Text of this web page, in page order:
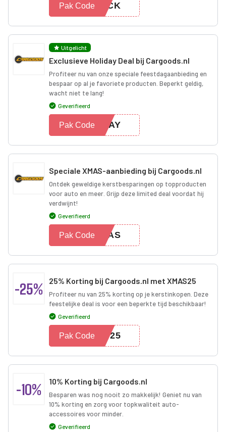
BACK
Pak Code
Uitgelicht
Exclusieve Holiday Deal bij Cargoods.nl
Profiteer nu van onze speciale feestdagaanbieding en
bespaar op al je favoriete producten. Beperkt geldig,
wacht niet te lang!
Geverifieerd
IDAY
Pak Code
Speciale XMAS-aanbieding bij Cargoods.nl
Ontdek geweldige kerstbesparingen op topproducten
voor auto en meer. Grijp deze limited deal voordat hij
verdwijnt!
Geverifieerd
XMAS
Pak Code
-25% 25% Korting bij Cargoods.nl met XMAS25
Profiteer nu van 25% korting op je kerstinkopen. Deze
feestelijke deal is voor een beperkte tijd beschikbaar!
Geverifieerd
AS25
Pak Code
-10% 10% Korting bij Cargoods.nl
Besparen was nog nooit zo makkelijk! Geniet nu van
10% korting en zorg voor topkwaliteit auto-
accessoires voor minder.
Geverifieerd